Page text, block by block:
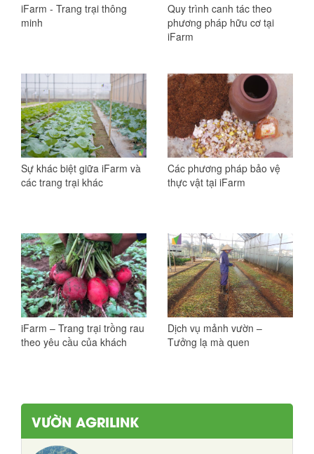
iFarm - Trang trại thông
minh
Quy trình canh tác theo
phương pháp hữu cơ tại
iFarm
Sự khác biệt giữa iFarm và
các trang trại khác
Các phương pháp bảo vệ
thực vật tại iFarm
iFarm – Trang trại trồng rau
theo yêu cầu của khách
Dịch vụ mảnh vườn –
Tưởng lạ mà quen
VƯỜN AGRILINK